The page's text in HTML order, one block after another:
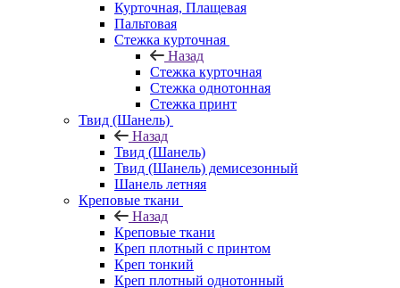
Курточная, Плащевая
Пальтовая
Стежка курточная
Назад
Стежка курточная
Стежка однотонная
Стежка принт
Твид (Шанель)
Назад
Твид (Шанель)
Твид (Шанель) демисезонный
Шанель летняя
Креповые ткани
Назад
Креповые ткани
Креп плотный с принтом
Креп тонкий
Креп плотный однотонный